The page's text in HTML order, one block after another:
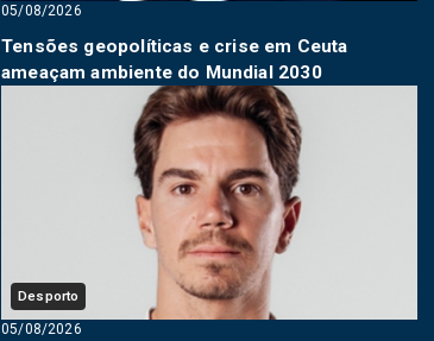
05/08/2026
Tensões geopolíticas e crise em Ceuta
ameaçam ambiente do Mundial 2030
Desporto
05/08/2026